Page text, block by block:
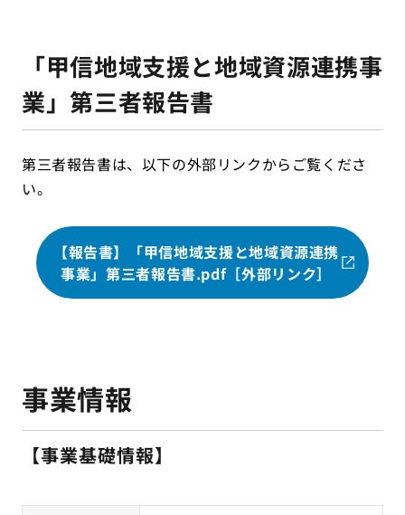
「甲信地域支援と地域資源連携事
業」第三者報告書
第三者報告書は、以下の外部リンクからご覧くださ
い。
【報告書】「甲信地域支援と地域資源連携
事業」第三者報告書.pdf［外部リンク］
事業情報
【事業基礎情報】